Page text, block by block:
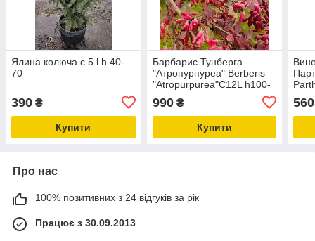
Ялина колюча c 5 l h 40-
70
390 ₴
Купити
Барбарис Тунберга
"Атропурпуреа" Berberis
"Atropurpurea"C12L h100-
990₴
Купити
560
Про нас
100% позитивних з 24 відгуків за рік
Працює з 30.09.2013